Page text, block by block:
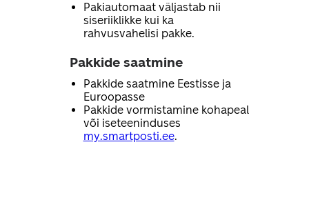
Pakiautomaat väljastab nii
siseriiklikke kui ka
rahvusvahelisi pakke.
Pakkide saatmine
Pakkide saatmine Eestisse ja
Euroopasse
Pakkide vormistamine kohapeal
või iseteeninduses
my.smartposti.ee.